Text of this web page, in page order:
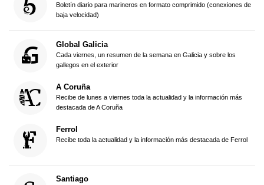
Boletín diario para marineros en formato comprimido (conexiones de
baja velocidad)
Global Galicia
Cada viernes, un resumen de la semana en Galicia y sobre los
gallegos en el exterior
A Coruña
Recibe de lunes a viernes toda la actualidad y la información más
destacada de A Coruña
Ferrol
Recibe toda la actualidad y la información más destacada de Ferrol
Santiago